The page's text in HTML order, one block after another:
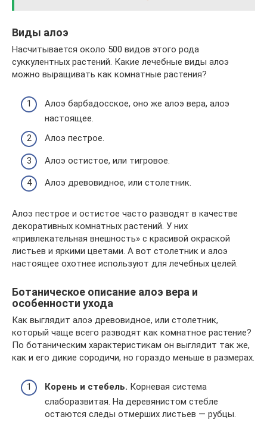
Виды алоэ
Насчитывается около 500 видов этого рода
суккулентных растений. Какие лечебные виды алоэ
можно выращивать как комнатные растения?
Алоэ барбадосское, оно же алоэ вера, алоэ
настоящее.
Алоэ пестрое.
Алоэ остистое, или тигровое.
Алоэ древовидное, или столетник.
Алоэ пестрое и остистое часто разводят в качестве
декоративных комнатных растений. У них
«привлекательная внешность» с красивой окраской
листьев и яркими цветами. А вот столетник и алоэ
настоящее охотнее используют для лечебных целей.
Ботаническое описание алоэ вера и
особенности ухода
Как выглядит алоэ древовидное, или столетник,
который чаще всего разводят как комнатное растение?
По ботаническим характеристикам он выглядит так же,
как и его дикие сородичи, но гораздо меньше в размерах.
Корень и стебель. Корневая система
слаборазвитая. На деревянистом стебле
остаются следы отмерших листьев — рубцы.